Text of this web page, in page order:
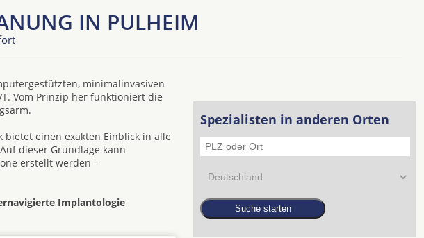
IN PULHEIM
minimalinvasiven
Vom Prinzip her funktioniert die
bietet einen exakten Einblick in alle
dieser Grundlage kann
erstellt werden -
Implantologie
Spezialisten in anderen Orten